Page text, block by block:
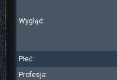
Wygląd:
Płeć:
Profesja: